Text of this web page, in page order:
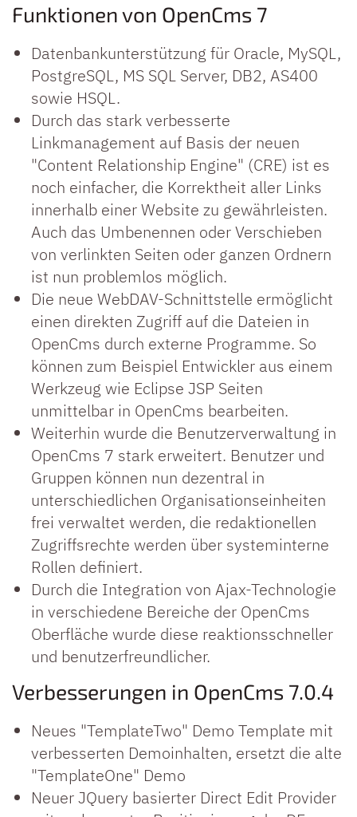
Funktionen von OpenCms 7
Datenbankunterstützung für Oracle, MySQL,
PostgreSQL, MS SQL Server, DB2, AS400
sowie HSQL.
Durch das stark verbesserte
Linkmanagement auf Basis der neuen
"Content Relationship Engine" (CRE) ist es
noch einfacher, die Korrektheit aller Links
innerhalb einer Website zu gewährleisten.
Auch das Umbenennen oder Verschieben
von verlinkten Seiten oder ganzen Ordnern
ist nun problemlos möglich.
Die neue WebDAV-Schnittstelle ermöglicht
einen direkten Zugriff auf die Dateien in
OpenCms durch externe Programme. So
können zum Beispiel Entwickler aus einem
Werkzeug wie Eclipse JSP Seiten
unmittelbar in OpenCms bearbeiten.
Weiterhin wurde die Benutzerverwaltung in
OpenCms 7 stark erweitert. Benutzer und
Gruppen können nun dezentral in
unterschiedlichen Organisationseinheiten
frei verwaltet werden, die redaktionellen
Zugriffsrechte werden über systeminterne
Rollen definiert.
Durch die Integration von Ajax-Technologie
in verschiedene Bereiche der OpenCms
Oberfläche wurde diese reaktionsschneller
und benutzerfreundlicher.
Verbesserungen in OpenCms 7.0.4
Neues "TemplateTwo" Demo Template mit
verbesserten Demoinhalten, ersetzt die alte
"TemplateOne" Demo
Neuer JQuery basierter Direct Edit Provider